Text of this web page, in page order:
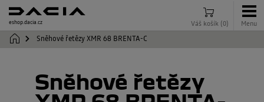
eshop.dacia.cz Váš košík (0) Menu
Sněhové řetězy XMR 68 BRENTA-C
Sněhové řetězy